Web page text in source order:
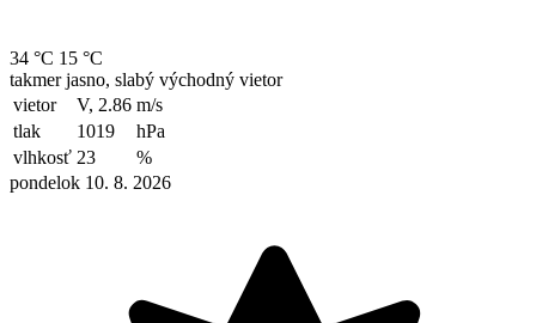
34 °C 15 °C
takmer jasno, slabý východný vietor
vietor
V, 2.86 m/s
tlak
1019
hPa
vlhkosť 23
%
pondelok 10. 8. 2026